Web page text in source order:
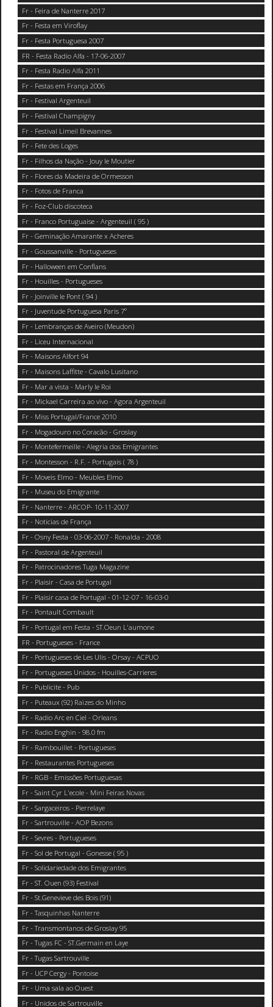
Fr - Feira de Nanterre 2017
Fr - Festa em Viroflay
Fr - Festa Portuguesa 2007
FR - Festa Radio Alfa - 17-06-2007
Fr - Festa Radio Alfa 2011
Fr - Festas em França 2006
Fr - Festival Argenteuil
Fr - Festival Champigny
Fr - Festival Limeil Brevannes
Fr - Fete des Loges
Fr - Filhos da Nação - Jouy le Moutier
Fr - Flores da Madeira de Ormesson
Fr - Fotos de Franca
Fr - Foz-Club discoteca
Fr - Franco Portuguaise - Argenteuil ( 95 )
Fr - Geminação Amarante x Acheres
Fr - Goussanville - Portugueses
Fr - Halloween em Conflans
Fr - Houilles - Portugueses
Fr - Joinville le Pont ( 94 )
Fr - Juventude Portuguesa Paris 7°
Fr - Lembranças de Aveiro (Meudon)
Fr - Liceu Internacional
Fr - Maisons Alfort 94
Fr - Maisons Laffitte - Cavalo Lusitano
Fr - Mar a vista - Marly le Roi
Fr - Mickael Carreira ao vivo - Agora Argenteuil
Fr - Miss Portugal/France 2010
Fr - Mogadouro no Coracão - Groslay
Fr - Montefermeille - Alegria dos Emigrantes
Fr - Montesson - R.F. - Portugais ( 78 )
Fr - Moveis Elmo - Meubles Elmo
Fr - Museu do Emigrante
Fr - Nanterre - ARCOP- 10-11-2007
Fr - Noticias de França
Fr - Osny Festa - 03-06-2007 - Ronalda - 2008
Fr - Pastoral de Argenteuil
Fr - Patrocinadores Tuga Magazine
Fr - Plaisir - Casa de Portugal
Fr - Plaisir casa de Portugal - 01-12-07 - 16-03-0
Fr - Pontault Combault
Fr - Portugal em Festa - ST.Oeun L'aumone
FR - Portugueses - France
Fr - Portugueses de Les Ulis - Orsay - ACPUO
Fr - Portugueses Unidos - Houilles-Carrieres
Fr - Publicite - Pub
Fr - Puteaux (92) Raizes do Minho
Fr - Radio Arc en Ciel - Orleans
Fr - Radio Enghin - 98.0 fm
Fr - Rambouillet - Portugueses
Fr - Restaurantes Portugueses
Fr - RGB - Emissões Portuguesas
Fr - Saint Cyr L'ecole - Mini Feiras Novas
Fr - Sargaceiros - Pierrelaye
Fr - Sartrouville - AOP Bezons
Fr - Sevres - Portugueses
Fr - Sol de Portugal - Gonesse ( 95 )
Fr - Solidariedade dos Emigrantes
Fr - ST. Ouen (93) Festival
Fr - St.Genevieve des Bois (91)
Fr - Tasquinhas Nanterre
Fr - Transmontanos de Groslay 95
Fr - Tugas FC - ST.Germain en Laye
Fr - Tugas Sartrouville
Fr - UCP Cergy - Pontoise
Fr - Uma sala ao Ouest
Fr - Unidos de Sartrouville